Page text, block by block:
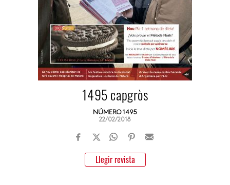
1495 capgròs
NÚMERO 1495
22/02/2018
Llegir revista